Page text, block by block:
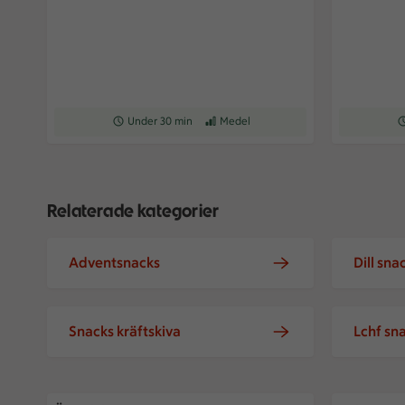
Receptet tar Under 30 min att tillaga
Under 30 min Receptet har Medel svårighetsgrad
Medel
Relaterade kategorier
Adventsnacks Dill
Snacks kräftskiva Lchf